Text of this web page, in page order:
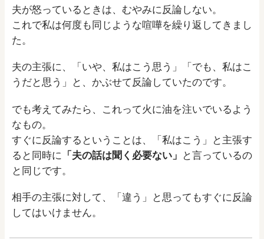
夫が怒っているときは、むやみに反論しない。
これで私は何度も同じような喧嘩を繰り返してきまし
た。
夫の主張に、「いや、私はこう思う」「でも、私はこ
うだと思う」と、かぶせて反論していたのです。
でも考えてみたら、これって火に油を注いでいるよう
なもの。
すぐに反論するということは、「私はこう」と主張す
ると同時に 「夫の話は聞く必要ない」 と言っているの
と同じです。
相手の主張に対して、「違う」と思ってもすぐに反論
してはいけません。